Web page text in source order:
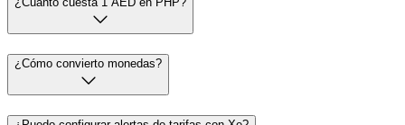
¿Cómo convierto monedas?